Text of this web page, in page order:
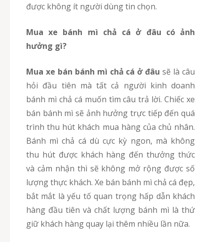
được không ít người dùng tin chọn.
Mua xe bánh mì chả cá ở đâu có ảnh
hưởng gì?
Mua xe bán bánh mì chả cá ở đâusẽ là câu
hỏi đầu tiên mà tất cả người kinh doanh
bánh mì chả cá muốn tìm câu trả lời. Chiếc xe
bán bánh mì sẽ ảnh hưởng trực tiếp đến quá
trình thu hút khách mua hàng của chủ nhân.
Bánh mì chả cá dù cực kỳ ngon, mà không
thu hút được khách hàng đến thưởng thức
và cảm nhận thì sẽ không mở rộng được số
lượng thực khách. Xe bán bánh mì chả cá đẹp,
bắt mắt là yếu tố quan trọng hấp dẫn khách
hàng đầu tiên và chất lượng bánh mì là thứ
giữ khách hàng quay lại thêm nhiều lần nữa.